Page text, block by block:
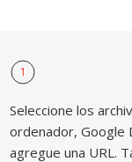
1
Seleccione los
ordenador, Google
agregue una URL.